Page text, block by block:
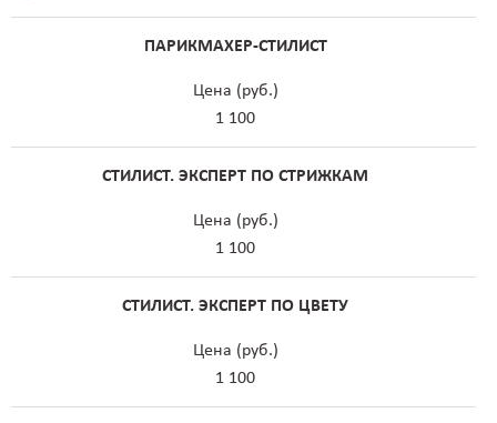
ПАРИКМАХЕР-СТИЛИСТ
Цена (руб.)
1 100
СТИЛИСТ. ЭКСПЕРТ ПО СТРИЖКАМ
Цена (руб.)
1 100
СТИЛИСТ. ЭКСПЕРТ ПО ЦВЕТУ
Цена (руб.)
1 100